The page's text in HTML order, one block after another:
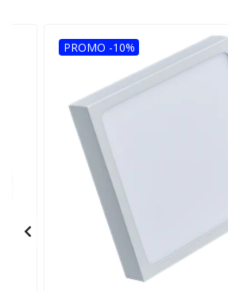
PROMO -10%